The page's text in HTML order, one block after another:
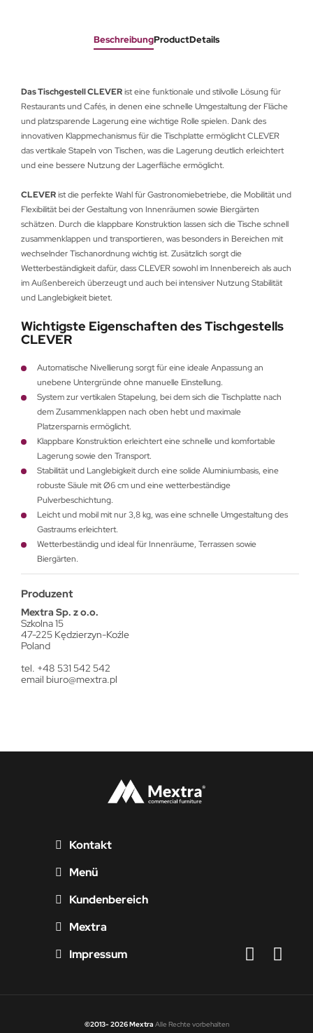
BeschreibungProductDetails
Das Tischgestell CLEVERist eine funktionale und stilvolle Lösung für
Restaurants und Cafés, in denen eine schnelle Umgestaltung der Fläche
und platzsparende Lagerung eine wichtige Rolle spielen. Dank des
innovativen Klappmechanismus für die Tischplatte ermöglicht CLEVER
das vertikale Stapeln von Tischen, was die Lagerung deutlich erleichtert
und eine bessere Nutzung der Lagerfläche ermöglicht.
CLEVERist die perfekte Wahl für Gastronomiebetriebe, die Mobilität und
Flexibilität bei der Gestaltung von Innenräumen sowie Biergärten
schätzen. Durch die klappbare Konstruktion lassen sich die Tische schnell
zusammenklappen und transportieren, was besonders in Bereichen mit
wechselnder Tischanordnung wichtig ist. Zusätzlich sorgt die
Wetterbeständigkeit dafür, dass CLEVER sowohl im Innenbereich als auch
im Außenbereich überzeugt und auch bei intensiver Nutzung Stabilität
und Langlebigkeit bietet.
Wichtigste Eigenschaften des Tischgestells
CLEVER
Automatische Nivellierung sorgt für eine ideale Anpassung an
unebene Untergründe ohne manuelle Einstellung.
System zur vertikalen Stapelung, bei dem sich die Tischplatte nach
dem Zusammenklappen nach oben hebt und maximale
Platzersparnis ermöglicht.
Klappbare Konstruktion erleichtert eine schnelle und komfortable
Lagerung sowie den Transport.
Stabilität und Langlebigkeit durch eine solide Aluminiumbasis, eine
robuste Säule mit Ø6 cm und eine wetterbeständige
Pulverbeschichtung.
Leicht und mobil mit nur 3,8 kg, was eine schnelle Umgestaltung des
Gastraums erleichtert.
Wetterbeständig und ideal für Innenräume, Terrassen sowie
Biergärten.
Produzent
Mextra Sp. z o.o.
Szkolna 15
47-225 Kędzierzyn-Koźle
Poland
tel. +48 531 542 542
email biuro@mextra.pl
Kontakt
Menü
Kundenbereich
Mextra
Impressum
©2013- 2026 Mextra Alle Rechte vorbehalten